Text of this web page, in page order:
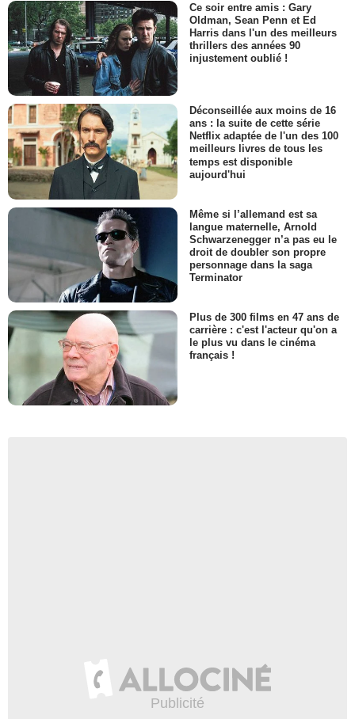
Ce soir entre amis : Gary
Oldman, Sean Penn et Ed
Harris dans l'un des meilleurs
thrillers des années 90
injustement oublié !
Déconseillée aux moins de 16
ans : la suite de cette série
Netflix adaptée de l'un des 100
meilleurs livres de tous les
temps est disponible
aujourd'hui
Même si l’allemand est sa
langue maternelle, Arnold
Schwarzenegger n’a pas eu le
droit de doubler son propre
personnage dans la saga
Terminator
Plus de 300 films en 47 ans de
carrière : c'est l'acteur qu'on a
le plus vu dans le cinéma
français !